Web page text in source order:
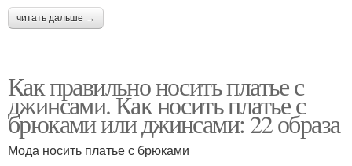
читать дальше →
Как правильно носить платье с
джинсами. Как носить платье с
брюками или джинсами: 22 образа
Мода носить платье с брюками